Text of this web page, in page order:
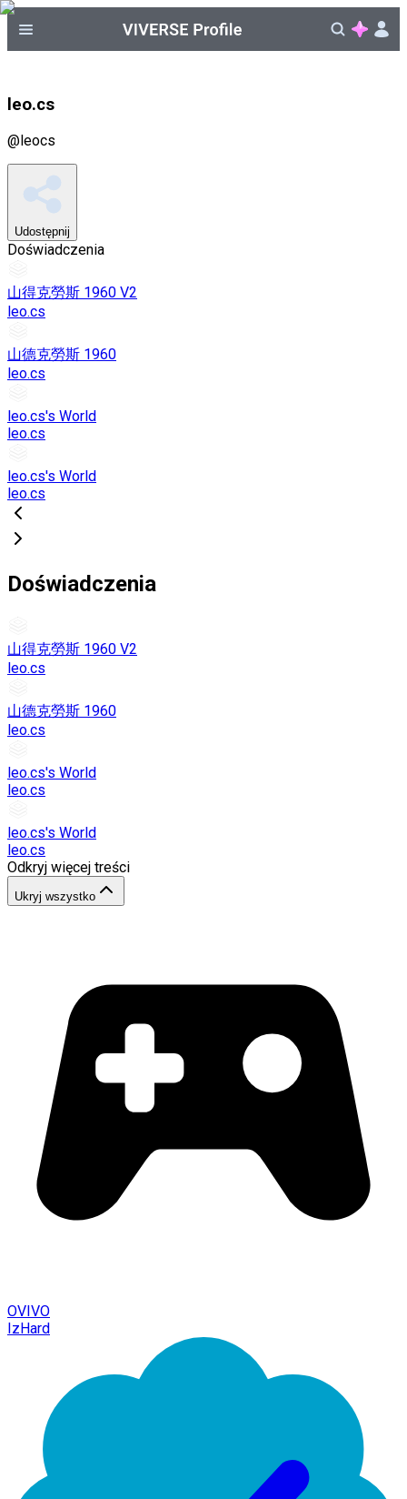
leo.cs
@leocs
Udostępnij
Doświadczenia
山得克勞斯 1960 V2
leo.cs
山德克勞斯 1960
leo.cs
leo.cs's World
leo.cs
leo.cs's World
leo.cs
Doświadczenia
山得克勞斯 1960 V2
leo.cs
山德克勞斯 1960
leo.cs
leo.cs's World
leo.cs
leo.cs's World
leo.cs
Odkryj więcej treści
Ukryj wszystko
OVIVO
IzHard